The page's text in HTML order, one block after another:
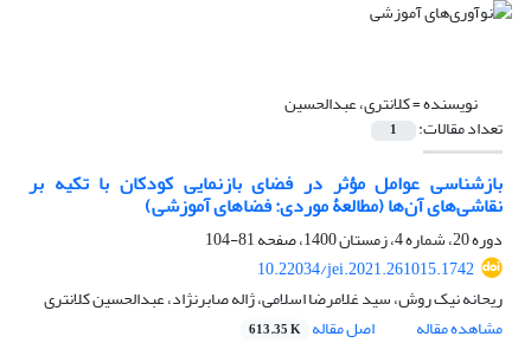
نویسنده =کلانتری، عبدالحسین
تعداد مقالات: 1
بازشناسی عوامل مؤثر در فضای بازنمایی کودکان با تکیه بر
نقاشی‌های آن‌ها (مطالعۀ موردی: فضاهای آموزشی)
دوره 20، شماره 4، زمستان 1400، صفحه
81-104
10.22034/jei.2021.261015.1742
ریحانه نیک روش، سید غلامرضا اسلامی، ژاله صابرنژاد، عبدالحسین کلانتری
مشاهده مقاله
اصل مقاله 613.35 K